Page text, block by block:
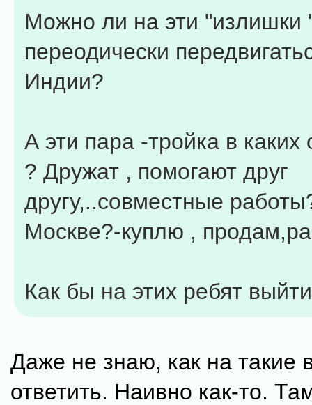
Можно ли на эти "излишки
переодически
Индии?
А эти пара -тройка в
? Дружат , помогают друг
другу,..совместные
Москве?-куплю ,
Как бы на этих ребят
Даже не знаю, как на такие
ответить. Наивно как-то.